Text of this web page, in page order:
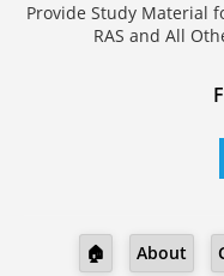
Provide Study Material
RAS and All
🏠 About